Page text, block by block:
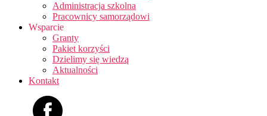
Administracja szkolna
Pracownicy samorządowi
Wsparcie
Granty
Pakiet korzyści
Dzielimy się wiedzą
Aktualności
Kontakt